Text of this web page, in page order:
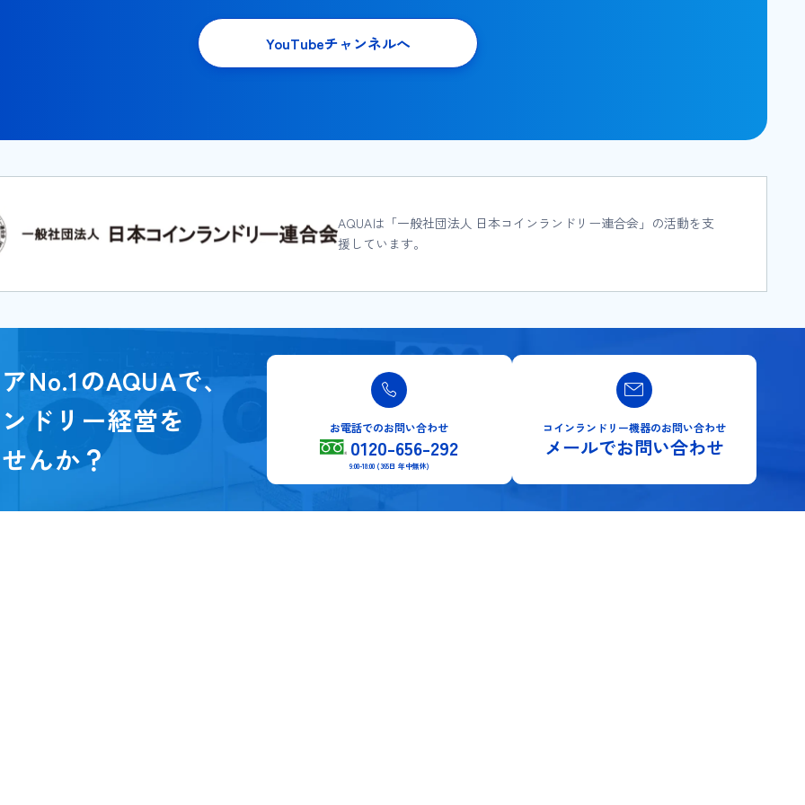
YouTubeチャンネルへ
AQUAは「一般社団法人 日本コインランドリー連合会」の活動を支
援しています。
No.1のAQUAで、
ドリー経営を
んか？
お電話でのお問い合わせ
0120-656-292
9:00-18:00 (365日 年中無休)
コインランドリー機器のお問い合わせ
メールでお問い合わせ